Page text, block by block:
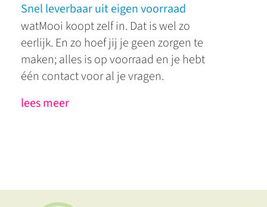
Snel leverbaar uit eigen voorraad
watMooi koopt zelf in. Dat is wel zo
eerlijk. En zo hoef jij je geen zorgen te
maken; alles is op voorraad en je hebt
één contact voor al je vragen.
lees meer